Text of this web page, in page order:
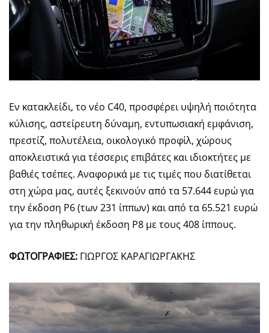
Εν κατακλείδι, το νέο C40, προσφέρει υψηλή ποιότητα
κύλισης, αστείρευτη δύναμη, εντυπωσιακή εμφάνιση,
πρεστίζ, πολυτέλεια, οικολογικό προφίλ, χώρους
αποκλειστικά για τέσσερις επιβάτες και ιδιοκτήτες με
βαθιές τσέπες. Αναφορικά με τις τιμές που διατίθεται
στη χώρα μας, αυτές ξεκινούν από τα 57.644 ευρώ για
την έκδοση P6 (των 231 ίππων) και από τα 65.521 ευρώ
για την πληθωρική έκδοση P8 με τους 408 ίππους.
ΦΩΤΟΓΡΑΦΙΕΣ: ΓΙΩΡΓΟΣ ΚΑΡΑΓΙΩΡΓΑΚΗΣ